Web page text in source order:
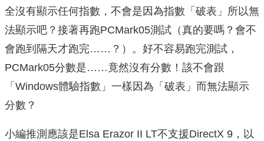
全沒有顯示任何指數，不會是因為指數「破表」所以無
法顯示吧？接著再跑PCMark05測試（真的要嗎？會不
會跑到隔天才跑完……？）。好不容易跑完測試，
PCMark05分數是……竟然沒有分數！該不會跟
「Windows體驗指數」一樣因為「破表」而無法顯示
分數？
小編推測應該是Elsa Erazor II LT不支援DirectX 9，以